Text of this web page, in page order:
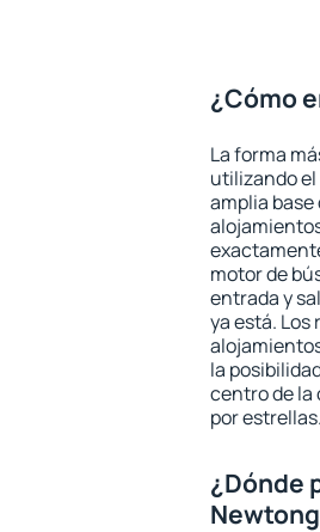
¿Cómo
La forma
utilizando el
amplia
motor de
entrada y
ya está.
la
centro de la
por estrellas.
¿Dónde